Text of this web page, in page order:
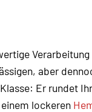
aber
Er rundet
lockeren